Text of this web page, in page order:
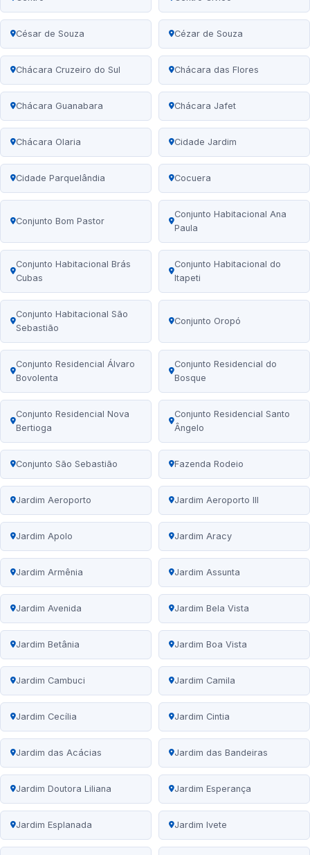
César de Souza Cézar de Souza
Chácara Cruzeiro do Sul Chácara das Flores
Chácara Guanabara Chácara Jafet
Chácara Olaria Cidade Jardim
Cidade Parquelândia Cocuera
Conjunto Bom Pastor
Conjunto Habitacional Ana
Paula
Conjunto Habitacional Brás
Cubas
Conjunto Habitacional do
Itapeti
Conjunto Habitacional São
Sebastião
Conjunto Oropó
Conjunto Residencial Álvaro
Bovolenta
Conjunto Residencial do
Bosque
Conjunto Residencial Nova
Bertioga
Conjunto Residencial Santo
Ângelo
Conjunto São Sebastião Fazenda Rodeio
Jardim Aeroporto Jardim Aeroporto III
Jardim Apolo Jardim Aracy
Jardim Armênia Jardim Assunta
Jardim Avenida Jardim Bela Vista
Jardim Betânia Jardim Boa Vista
Jardim Cambuci Jardim Camila
Jardim Cecília Jardim Cintia
Jardim das Acácias Jardim das Bandeiras
Jardim Doutora Liliana Jardim Esperança
Jardim Esplanada Jardim Ivete